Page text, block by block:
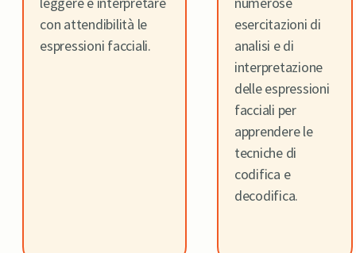
con attendibilità le
espressioni facciali.
esercitazioni di
analisi e di
interpretazione
delle espressioni
facciali per
apprendere le
tecniche di
codifica e
decodifica.